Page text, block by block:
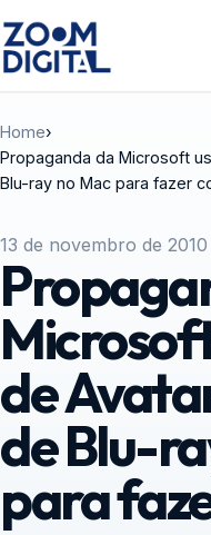
Home›
Propaganda da Microsoft
Blu-ray no Mac para fazer
13 de novembro de 2010
de
de Blu-
para